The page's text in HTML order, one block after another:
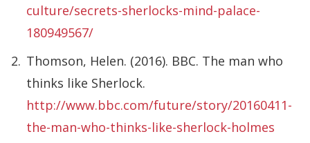
culture/secrets-sherlocks-mind-palace-
180949567/
Thomson, Helen. (2016). BBC. The man who
thinks like Sherlock.
http://www.bbc.com/future/story/20160411-
the-man-who-thinks-like-sherlock-holmes